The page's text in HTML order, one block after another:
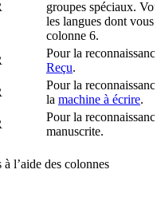
groupes spéciaux.
les langues dont vous
colonne 6.
Pour la
Reçu.
Pour la
la machine à écrire.
Pour la
manuscrite.
l’aide des colonnes